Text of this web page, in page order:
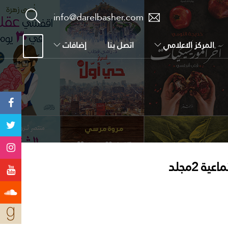
info@darelbasher.com
المركز الاعلامي اتصل بنا إضافات
2مجلد